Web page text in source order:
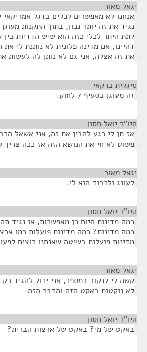
יגאל מאור
אנחנו לא מאפשרים לכלים בדגל
נגיד את זה יותר נכון, בתוך התקנות
לתת היתר לכלי כזה הוא שיש הדדיות בין
דהיינו, אם מדינה פלונית לא נותנת לי
את זה אצלה, אני גם לא נותן לה לעשות
סיגלית ברקאי
זה מעוגן בסעיף 7 לחוק.
היו"ר יואל חסון
אז תן לי רגע להבין את זה, אני אשאל
פשוט לא חי את הנושא הזה אז ככה צריך
יגאל מאור
לעונג ולכבוד הוא לי.
היו"ר יואל חסון
כמה מדינות היום כן מאפשרות, או נגיד
כמה מדינות? כמה מדינות פועלות כמו
מדינות פועלות בשיטה שאנחנו רוצים
יגאל מאור
קשה לי לנקוב במספר, אני יכול להגיד
לא נוקטות באקט הזה והדבר הזה - - -
היו"ר יואל חסון
באקט של מי? באקט של ארצות הברית?